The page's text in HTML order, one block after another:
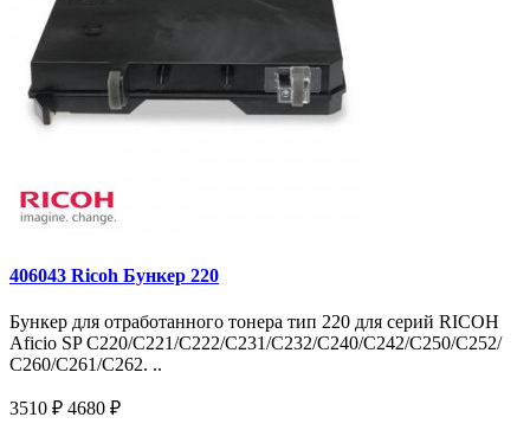
406043 Ricoh Бункер 220
Бункер для отработанного тонера тип 220 для серий RICOH
Aficio SP C220/C221/C222/C231/C232/C240/C242/C250/C252/
С260/С261/С262. ..
3510 ₽ 4680 ₽